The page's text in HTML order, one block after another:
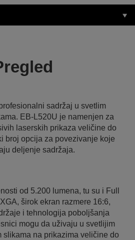
sadržaj u svetlim
EB-L520U je namenjen za
laserskih prikaza veličine do
broj opcija za povezivanje koje
deljenje sadržaja.
od 5.200 lumena, tu su i Full
širok ekran razmere 16:6,
i tehnologija poboljšanja
mogu da uživaju u svetlijim
slikama na prikazima veličine do